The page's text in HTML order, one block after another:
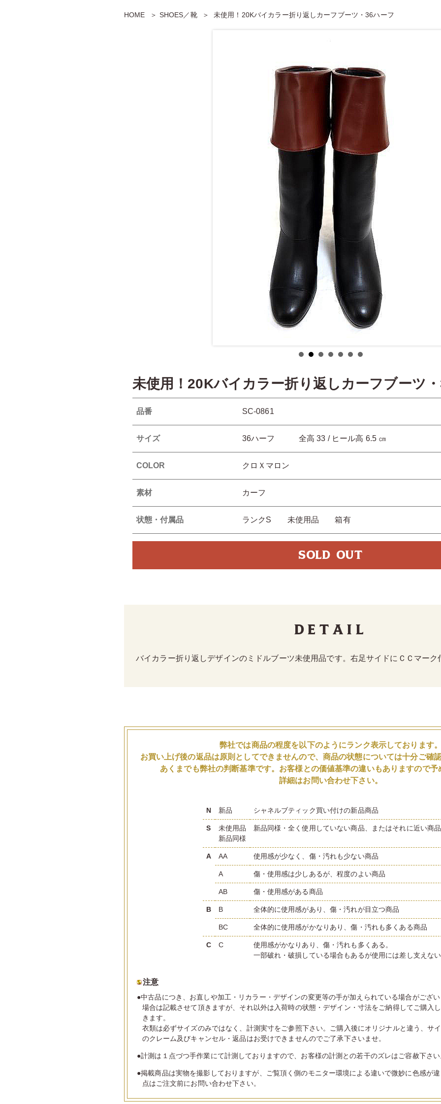
HOME SHOES／靴 未使用！20Kバイカラー折り返しカーフブーツ・36ハーフ
未使用！20Kバイカラー折り返しカーフブーツ
品番 SC-0861
サイズ 36ハーフ 全高 33 / ヒール高 6.5 ㎝
COLOR クロＸマロン
素材 カーフ
状態・付属品 ランクS 未使用品 箱有
SOLD OUT
Detail
バイカラー折り返しデザインのミドルブーツ未使用品です。右足サイドにＣＣマーク
弊社では商品の程度を以下のようにランク表示しております
お買い上げ後の返品は原則としてできませんので、商品の状態については十分ご確
あくまでも弊社の判断基準です。お客様との価値基準の違いもありますので予
詳細はお問い合わせ下さい。
N 新品 シャネルブティック買い付けの新品商品
S
未使用品
新品同様
新品同様・全く使用していない商品、またはそれに近い商品
A AA 使用感が少なく、傷・汚れも少ない商品
A 傷・使用感は少しあるが、程度のよい商品
AB 傷・使用感がある商品
B B 全体的に使用感があり、傷・汚れが目立つ商品
BC 全体的に使用感がかなりあり、傷・汚れも多くある商品
C C
使用感がかなりあり、傷・汚れも多くある。
一部破れ・破損している場合もあるが使用には差し支えな
注意
●中古品につき、お直しや加工・リカラー・デザインの変更等の手が加えられている場合がござ
場合は記載させて頂きますが、それ以外は入荷時の状態・デザイン・寸法をご納得してご購入
きます。
衣類は必ずサイズのみではなく、計測実寸をご参照下さい。ご購入後にオリジナルと違う、サ
のクレーム及びキャンセル・返品はお受けできませんのでご了承下さいませ。
●計測は１点づつ手作業にて計測しておりますので、お客様の計測との若干のズレはご容赦下さ
●掲載商品は実物を撮影しておりますが、ご覧頂く側のモニター環境による違いで微妙に色感が
点はご注文前にお問い合わせ下さい。